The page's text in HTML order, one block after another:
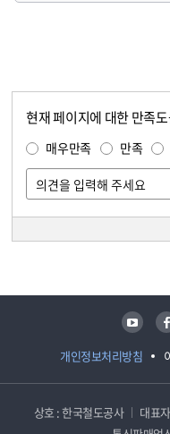
현재 페이지에 대한 만족
매우만족 만족
개인정보처리방침
유튜브 페이스북
상호 : 한국철도공사 대표